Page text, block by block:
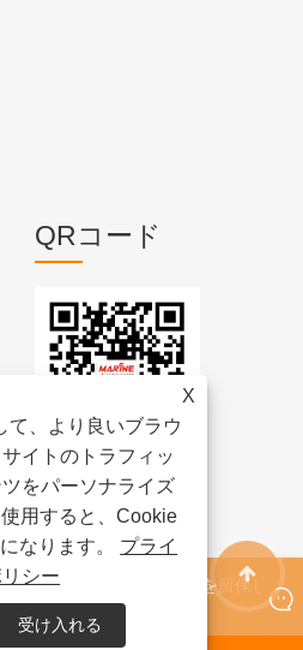
X
て、より良いブラウ
イトのトラフィッ
をパーソナライズ
用すると、Cookie
なります。 プライ
シー
受け入れる
QRコード
品有限公司すべての権利を留保しま